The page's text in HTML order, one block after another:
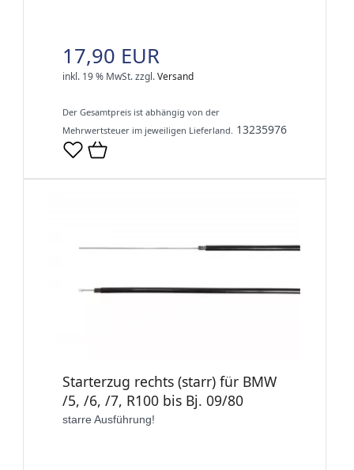
17,90 EUR
inkl. 19 % MwSt.zzgl.Versand
Der Gesamtpreis ist abhängig von der
Mehrwertsteuer im jeweiligen Lieferland. 13235976
Starterzug rechts (starr) für BMW
/5, /6, /7, R100 bis Bj. 09/80
starre Ausführung!